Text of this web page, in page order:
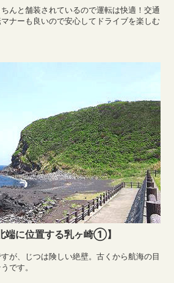
んと舗装されているので運転は快適！交通
ナーも良いので安心してドライブを楽しむ
に位置する乳ヶ崎①】
が、じつは険しい絶壁。古くから航海の目
です。